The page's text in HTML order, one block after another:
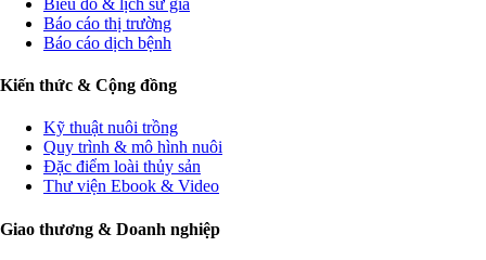
Báo cáo thị trường
Báo cáo dịch bệnh
Kiến thức & Cộng đồng
Kỹ thuật nuôi trồng
Quy trình & mô hình nuôi
Đặc điểm loài thủy sản
Thư viện Ebook & Video
Giao thương & Doanh nghiệp